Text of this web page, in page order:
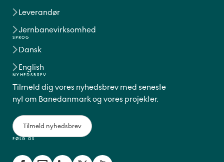
Leverandør
Jernbanevirksomhed
SPROG
Dansk
English
FØLG OS
NYHEDSBREV
Tilmeld dig vores nyhedsbrev med seneste
nyt om Banedanmark og vores projekter.
Tilmeld nyhedsbrev